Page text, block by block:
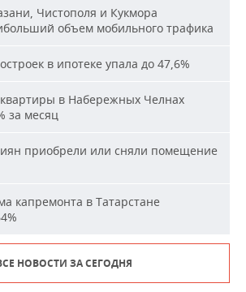
Чистополя и Кукмора
объем мобильного трафика
в ипотеке упала до 47,6%
в Набережных Челнах
за месяц
приобрели или сняли помещение
капремонта в Татарстане
НОВОСТИ ЗА СЕГОДНЯ